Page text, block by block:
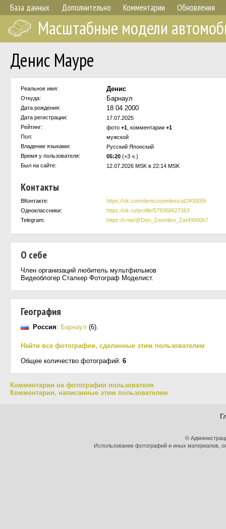
База данных Дополнительно Комментарии Обновления
Масштабные модели
Денис Мауре
Реальное имя: Денис
Откуда: Барнаул
Дата рождения: 18 04 2000
Дата регистрации:
17.07.2025
Рейтинг:
фото +1 , комментарии +1
Пол:
мужской
Владение языками:
Русский Японский
Время у пользователя:
05:20 (+3 ч.)
Был на сайте:
12.07.2026 MSK в 22:14 MSK
Контакты
ВКонтакте:
https://vk.com/deniszoomlionzat240000h
Одноклассники:
https://ok.ru/profile/579368627363
Telegram:
https://t.me/@Den_Zoomlion_Zat40000h7
О себе
Член организаций любитель мультфильмов
Видеоблогер Сталкер Фотограф Моделист.
География
Россия: Барнаул (6).
Найти все фотографии, сделанные этим пользователем
Общее количество фотографий: 6
Комментарии на фотографии пользователя
Комментарии, написанные этим пользователем
©
Использование фотографий и иных материалов,